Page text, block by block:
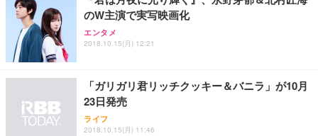
のW主演で実写映画化
エンタメ
2018.10.15(月) 12:21
「ガリガリ君リッチクッキー＆バニラ」が10月
23日発売
ライフ
2018.10.15(月) 11:46